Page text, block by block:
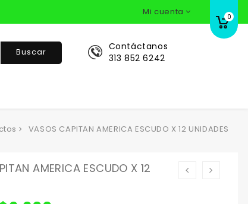
Mi cuenta 0
Contáctanos
313 852 6242
Buscar
VASOS CAPITAN AMERICA ESCUDO X 12 UNIDADES
AMERICA ESCUDO X 12